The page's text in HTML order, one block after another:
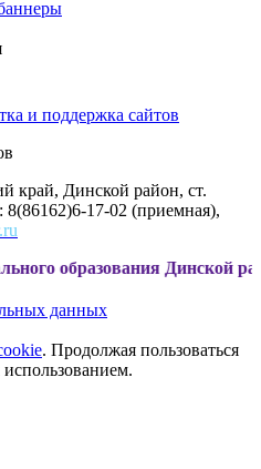
и поддержка сайтов
край, Динской район, ст.
8(86162)6-17-02 (приемная),
Динской район
данных
. Продолжая пользоваться